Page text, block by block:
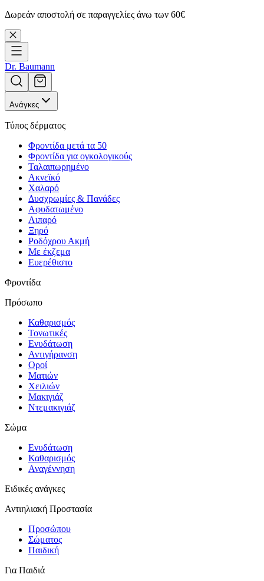
Δωρεάν αποστολή σε παραγγελίες άνω των 60€
Dr. Baumann
Ανάγκες
Τύπος δέρματος
Φροντίδα μετά τα 50
Φροντίδα για ογκολογικούς
Ταλαιπωρημένο
Ακνεϊκό
Χαλαρό
Δυσχρωμίες & Πανάδες
Αφυδατωμένο
Λιπαρό
Ξηρό
Ροδόχρου Ακμή
Με έκζεμα
Ευερέθιστο
Φροντίδα
Πρόσωπο
Καθαρισμός
Τονωτικές
Ενυδάτωση
Αντιγήρανση
Οροί
Ματιών
Χειλιών
Μακιγιάζ
Ντεμακιγιάζ
Σώμα
Ενυδάτωση
Καθαρισμός
Αναγέννηση
Ειδικές ανάγκες
Αντιηλιακή Προστασία
Προσώπου
Σώματος
Παιδική
Για Παιδιά